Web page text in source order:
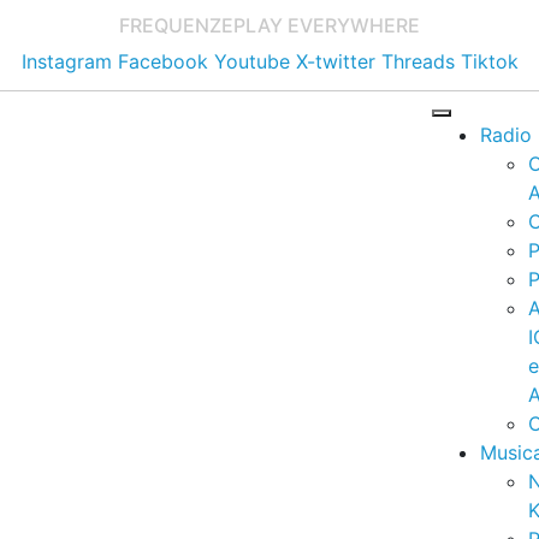
FREQUENZEPLAY EVERYWHERE
Instagram Facebook Youtube X-twitter Threads Tiktok
Radio
e